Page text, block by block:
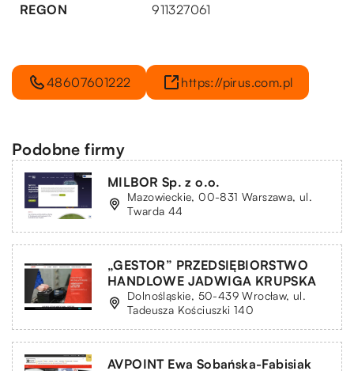
REGON 911327061
48607601222 https://pirus.com.pl
Podobne firmy
MILBOR Sp. z o.o.
Mazowieckie, 00-831 Warszawa, ul.
Twarda 44
„GESTOR” PRZEDSIĘBIORSTWO
HANDLOWE JADWIGA KRUPSKA
Dolnośląskie, 50-439 Wrocław, ul.
Tadeusza Kościuszki 140
AVPOINT Ewa Sobańska-Fabisiak